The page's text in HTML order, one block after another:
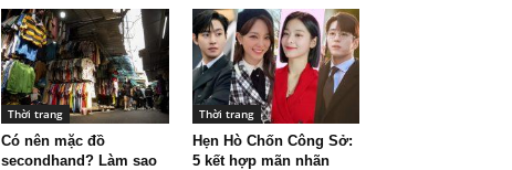
Thời trang
Có nên mặc đồ
secondhand? Làm sao
Thời trang
Hẹn Hò Chốn Công Sở:
5 kết hợp mãn nhãn